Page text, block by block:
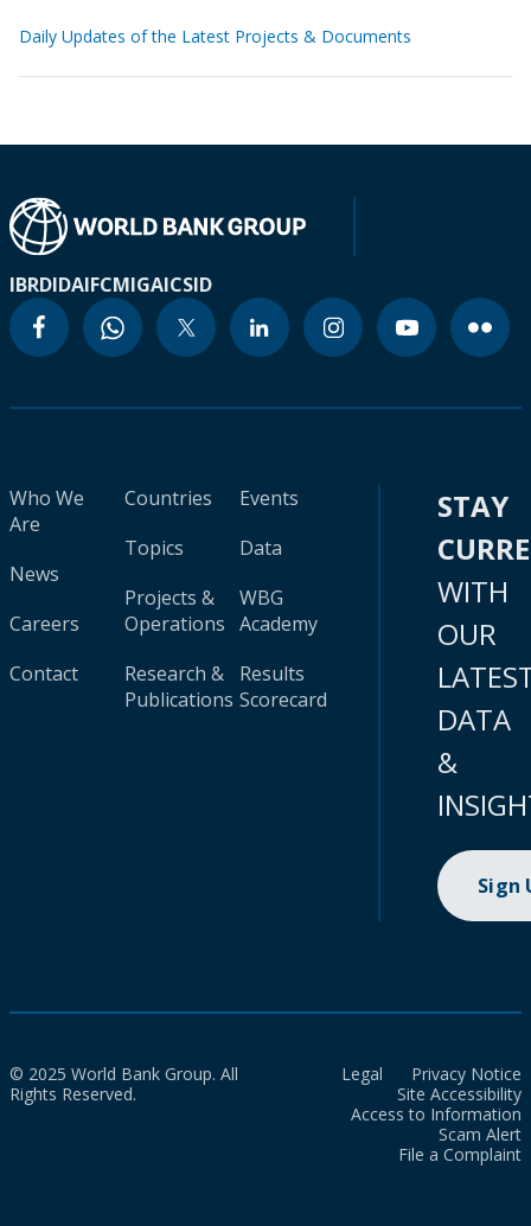
Daily Updates of the Latest Projects & Documents
IBRDIDAIFCMIGAICSID
Who We
Are
News
Careers
Contact
Countries
Topics
Projects &
Operations
Research &
Publications
Events
Data
WBG
Academy
Results
Scorecard
STAY
WITH
OUR
DATA
&
Sign
© 2025 World Bank Group. All
Rights Reserved.
Legal
Privacy Notice
Site Accessibility
Access to Information
Scam Alert
File a Complaint